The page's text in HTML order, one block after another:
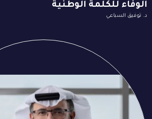
الوفاء للكلمة الوطنية
د. توفيق السباعي